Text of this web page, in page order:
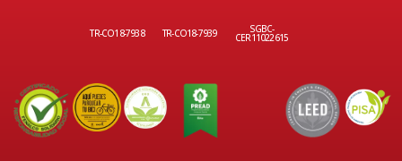
TR-CO18-7938 TR-CO18-7939 SGBC-
CER11022615